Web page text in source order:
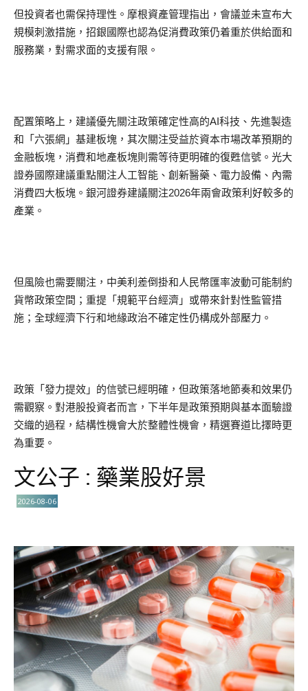
但投資者也需保持理性。摩根資產管理指出，會議並未宣布大
規模刺激措施，招銀國際也認為促消費政策仍着重於供給面和
服務業，對需求面的支援有限。
配置策略上，建議優先關注政策確定性高的AI科技、先進製造
和「六張網」基建板塊，其次關注受益於資本市場改革預期的
金融板塊，消費和地產板塊則需等待更明確的復甦信號。光大
證券國際建議重點關注人工智能、創新醫藥、電力設備、內需
消費四大板塊。銀河證券建議關注2026年兩會政策利好較多的
產業。
但風險也需要關注，中美利差倒掛和人民幣匯率波動可能制約
貨幣政策空間；重提「規範平台經濟」或帶來針對性監管措
施；全球經濟下行和地緣政治不確定性仍構成外部壓力。
政策「發力提效」的信號已經明確，但政策落地節奏和效果仍
需觀察。對港股投資者而言，下半年是政策預期與基本面驗證
交織的過程，結構性機會大於整體性機會，精選賽道比擇時更
為重要。
文公子 : 藥業股好景
2026-08-06